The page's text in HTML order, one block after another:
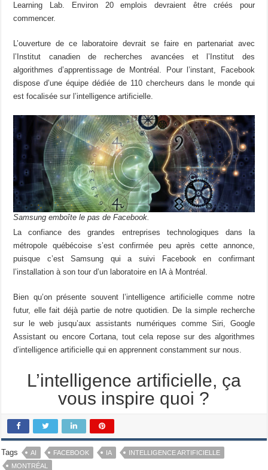
Learning Lab. Environ 20 emplois devraient être créés pour
commencer.
L’ouverture de ce laboratoire devrait se faire en partenariat avec
l’Institut canadien de recherches avancées et l’Institut des
algorithmes d’apprentissage de Montréal. Pour l’instant, Facebook
dispose d’une équipe dédiée de 110 chercheurs dans le monde qui
est focalisée sur l’intelligence artificielle.
Samsung emboîte le pas de Facebook.
La confiance des grandes entreprises technologiques dans la
métropole québécoise s’est confirmée peu après cette annonce,
puisque c’est Samsung qui a suivi Facebook en confirmant
l’installation à son tour d’un laboratoire en IA à Montréal.
Bien qu’on présente souvent l’intelligence artificielle comme notre
futur, elle fait déjà partie de notre quotidien. De la simple recherche
sur le web jusqu’aux assistants numériques comme Siri, Google
Assistant ou encore Cortana, tout cela repose sur des algorithmes
d’intelligence artificielle qui en apprennent constamment sur nous.
L’intelligence artificielle, ça
vous inspire quoi ?
Tags AI FACEBOOK IA
INTELLIGENCE ARTIFICIELLE
MONTRÉAL